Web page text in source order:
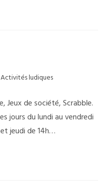
Activités ludiques
Jeux de société, Scrabble.
jours du lundi au vendredi
jeudi de 14h…